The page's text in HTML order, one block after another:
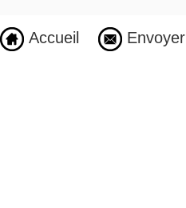
Accueil Envoyer